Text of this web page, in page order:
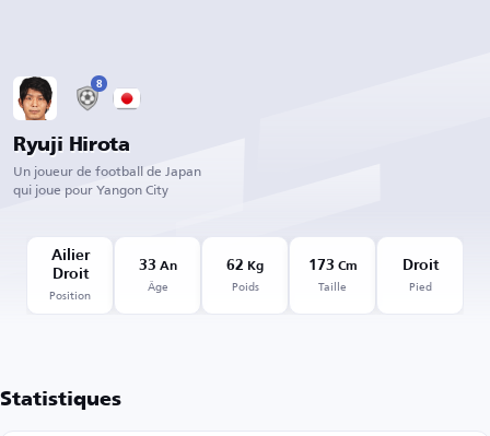
8
Ryuji Hirota
Un joueur de football de Japan
qui joue pour Yangon City
Ailier
Droit
Position
33 An
Âge
62 Kg
Poids
173 Cm
Taille
Droit
Pied
Statistiques